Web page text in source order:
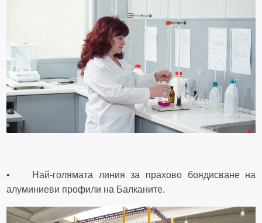
• Най-голямата линия за прахово боядисване на
алуминиеви профили на Балканите.